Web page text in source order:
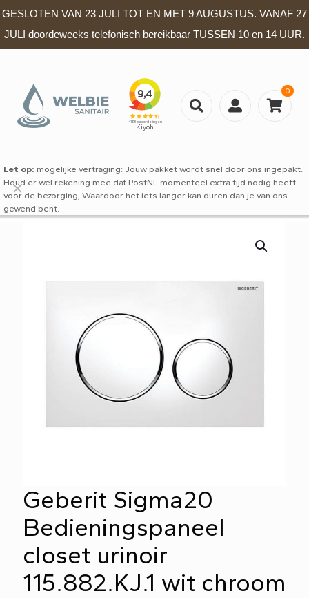
GESLOTEN VAN 23 JULI TOT EN MET 9 AUGUSTUS. VANAF 27
JULI doordeweeks telefonisch bereikbaar TUSSEN 10 en 14 UUR.
0
Let op: mogelijke vertraging: Jouw pakket wordt snel door ons ingepakt.
Houd er wel rekening mee dat PostNL momenteel extra tijd nodig heeft
voor de bezorging, Waardoor het iets langer kan duren dan je van ons
gewend bent.
✕
Geberit Sigma20
Bedieningspaneel
closet urinoir
115.882.KJ.1 wit chroom